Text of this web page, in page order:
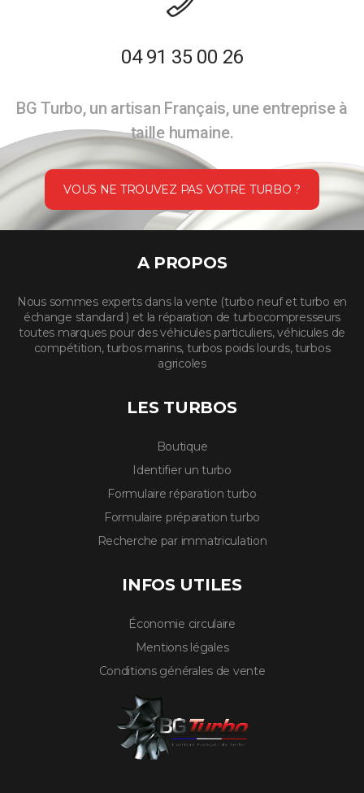
04 91 35 00 26
BG Turbo, un artisan Français, une entreprise à
taille humaine.
VOUS NE TROUVEZ PAS VOTRE TURBO ?
A PROPOS
Nous sommes experts dans la vente (turbo neuf et turbo en
échange standard ) et la réparation de turbocompresseurs
toutes marques pour des véhicules particuliers, véhicules de
compétition, turbos marins, turbos poids lourds, turbos
agricoles
LES TURBOS
Boutique
Identifier un turbo
Formulaire réparation turbo
Formulaire préparation turbo
Recherche par immatriculation
INFOS UTILES
Économie circulaire
Mentions légales
Conditions générales de vente